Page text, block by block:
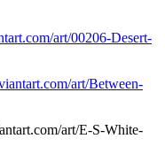
art/00206-Desert-
art/Between-
art/E-S-White-